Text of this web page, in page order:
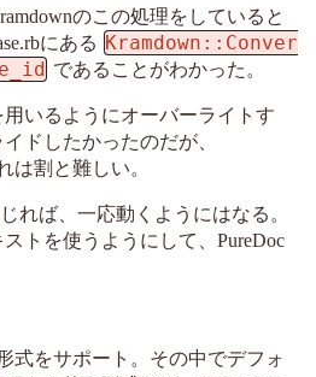
のこの処理をしていると
にある Kramdown::Conver
であることがわかった。
いるようにオーバーライトす
ドしたかったのだが、
は割と難しい。
れば、一応動くようにはなる。
トを使うようにして、PureDoc
式をサポート。その中でデフォ